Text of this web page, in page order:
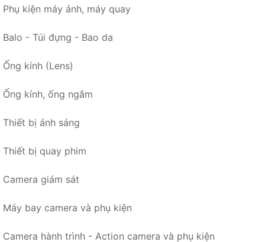
Phụ kiện máy ảnh, máy quay
Balo - Túi đựng - Bao da
Ống kính (Lens)
Ống kính, ống ngắm
Thiết bị ánh sáng
Thiết bị quay phim
Camera giám sát
Máy bay camera và phụ kiện
Camera hành trình - Action camera và phụ kiện